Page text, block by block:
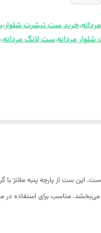
،خرید ست تیشرت شلوار،
مردانه،ست لانگ مردانه،
این ست از پارچه پنبه
مناسب برای استفاده در